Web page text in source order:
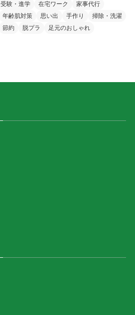
受験・進学 在宅ワーク
家事代行
年齢肌対策 思い出 手作り
掃除・洗濯
節約 脱プラ 足元のおしゃれ